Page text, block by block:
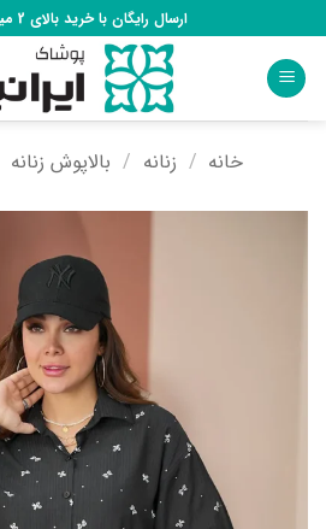
to
content
ارسال رایگان با خرید بالای 2 میلیون تومان
خانه / زنانه / بالاپوش زنانه